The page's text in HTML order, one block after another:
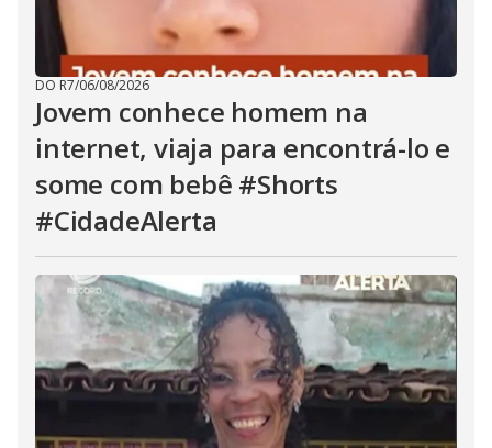
DO R7/06/08/2026
Jovem conhece homem na
internet, viaja para encontrá-lo e
some com bebê #Shorts
#CidadeAlerta